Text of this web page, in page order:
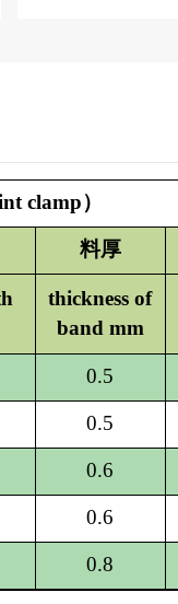
clamp）
料厚
thickness of
band mm
0.5
0.5
0.6
0.6
0.8